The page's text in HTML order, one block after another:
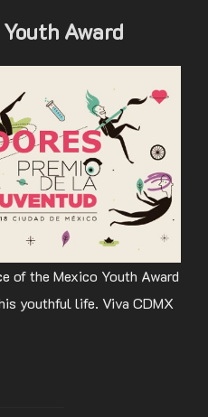
Award
of the Mexico Youth Award
youthful life. Viva CDMX